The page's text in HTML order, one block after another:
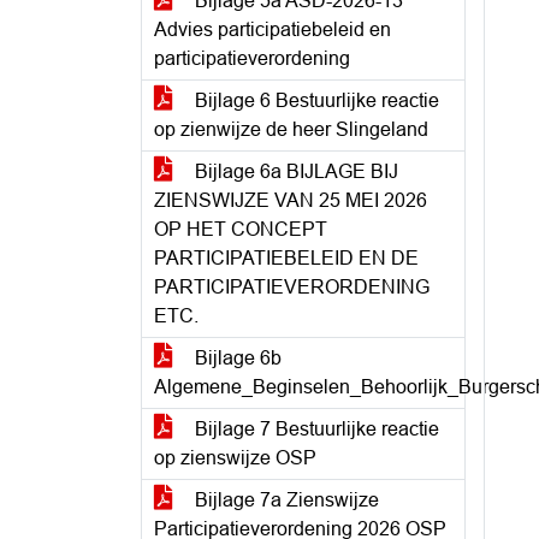
Advies participatiebeleid en
participatieverordening
Bijlage 6 Bestuurlijke reactie
op zienwijze de heer Slingeland
Bijlage 6a BIJLAGE BIJ
ZIENSWIJZE VAN 25 MEI 2026
OP HET CONCEPT
PARTICIPATIEBELEID EN DE
PARTICIPATIEVERORDENING
ETC.
Bijlage 6b
Bijlage 7 Bestuurlijke reactie
op zienswijze OSP
Bijlage 7a Zienswijze
Participatieverordening 2026 OSP